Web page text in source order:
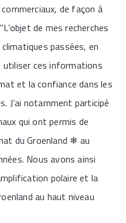
de façon à
de mes recherches
passées, en
utiliser ces informations
et la confiance dans les
J’ai notamment participé
qui ont permis de
du Groenland ❄ au
Nous avons ainsi
polaire et la
au haut niveau